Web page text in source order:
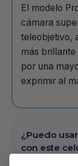
El modelo
cámara
teleobjetivo,
más
por una
exprimir al
¿Puedo
con este